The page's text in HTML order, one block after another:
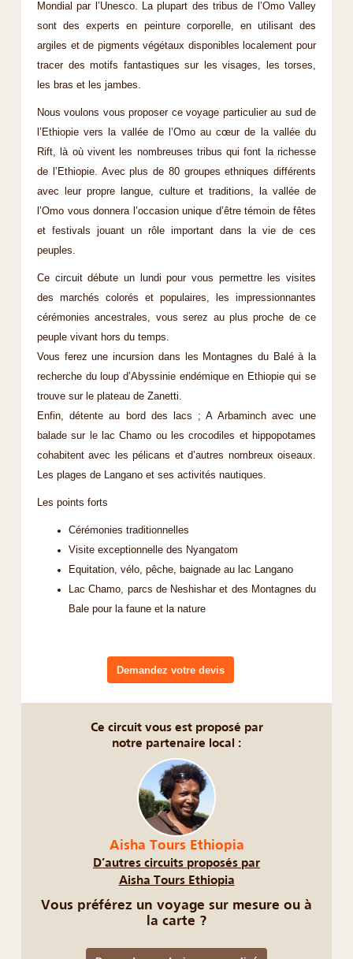
Mondial par l’Unesco. La plupart des tribus de l’Omo Valley
sont des experts en peinture corporelle, en utilisant des
argiles et de pigments végétaux disponibles localement pour
tracer des motifs fantastiques sur les visages, les torses,
les bras et les jambes.
Nous voulons vous proposer ce voyage particulier au sud de
l’Ethiopie vers la vallée de l’Omo au cœur de la vallée du
Rift, là où vivent les nombreuses tribus qui font la richesse
de l’Ethiopie. Avec plus de 80 groupes ethniques différents
avec leur propre langue, culture et traditions, la vallée de
l’Omo vous donnera l’occasion unique d’être témoin de fêtes
et festivals jouant un rôle important dans la vie de ces
peuples.
Ce circuit débute un lundi pour vous permettre les visites
des marchés colorés et populaires, les impressionnantes
cérémonies ancestrales, vous serez au plus proche de ce
peuple vivant hors du temps.
Vous ferez une incursion dans les Montagnes du Balé à la
recherche du loup d’Abyssinie endémique en Ethiopie qui se
trouve sur le plateau de Zanetti.
Enfin, détente au bord des lacs ; A Arbaminch avec une
balade sur le lac Chamo ou les crocodiles et hippopotames
cohabitent avec les pélicans et d’autres nombreux oiseaux.
Les plages de Langano et ses activités nautiques.
Les points forts
Cérémonies traditionnelles
Visite exceptionnelle des Nyangatom
Equitation, vélo, pêche, baignade au lac Langano
Lac Chamo, parcs de Neshishar et des Montagnes du
Bale pour la faune et la nature
Demandez votre devis
Ce circuit vous est proposé par
notre partenaire local :
Aisha Tours Ethiopia
D’autres circuits proposés par
Aisha Tours Ethiopia
Vous préférez un voyage sur mesure ou à
la carte ?